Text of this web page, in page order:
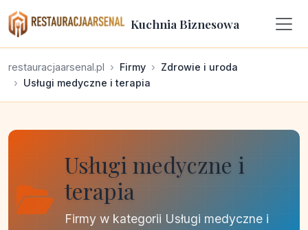
Kuchnia Biznesowa
restauracjaarsenal.pl Firmy
Zdrowie i uroda
Usługi medyczne i terapia
Usługi medyczne i
terapia
Firmy w kategorii Usługi medyczne i